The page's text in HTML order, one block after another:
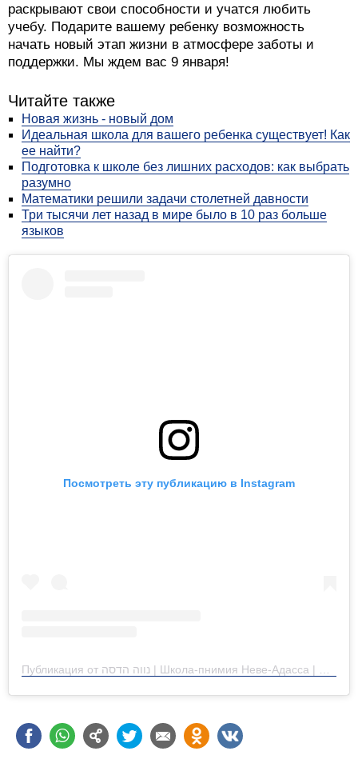
раскрывают свои способности и учатся любить
учебу. Подарите вашему ребенку возможность
начать новый этап жизни в атмосфере заботы и
поддержки. Мы ждем вас 9 января!
Читайте также
Новая жизнь - новый дом
Идеальная школа для вашего ребенка существует! Как
ее найти?
Подготовка к школе без лишних расходов: как выбрать
разумно
Математики решили задачи столетней давности
Три тысячи лет назад в мире было в 10 раз больше
языков
Посмотреть эту публикацию в Instagram